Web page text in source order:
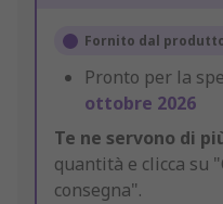
Fornito dal
Pronto per la
ottobre 2026
Te ne servono di
quantità e clicca su
consegna".